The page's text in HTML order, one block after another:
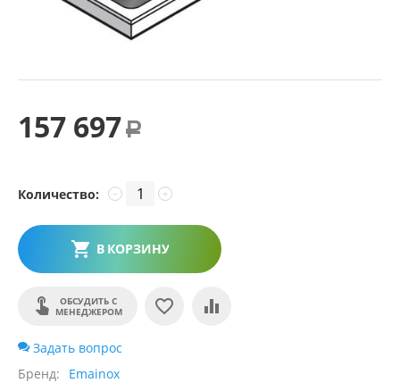
157 697 Р
Количество: +
−
В КОРЗИНУ
ОБСУДИТЬ С
МЕНЕДЖЕРОМ
Задать вопрос
Бренд
Emainox